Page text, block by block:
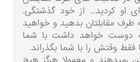
او کردید… از خود گذشتگی.
طرف مقابلتان بدهید و خواهید
دوست خواهد داشت با شما
وقتش را با شما بگذراند.